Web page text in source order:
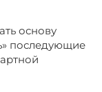
основу
последующие